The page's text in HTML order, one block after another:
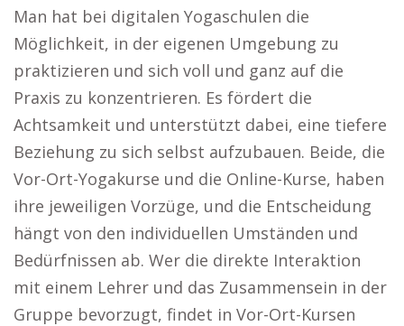
Man hat bei digitalen Yogaschulen die
Möglichkeit, in der eigenen Umgebung zu
praktizieren und sich voll und ganz auf die
Praxis zu konzentrieren. Es fördert die
Achtsamkeit und unterstützt dabei, eine tiefere
Beziehung zu sich selbst aufzubauen. Beide, die
Vor-Ort-Yogakurse und die Online-Kurse, haben
ihre jeweiligen Vorzüge, und die Entscheidung
hängt von den individuellen Umständen und
Bedürfnissen ab. Wer die direkte Interaktion
mit einem Lehrer und das Zusammensein in der
Gruppe bevorzugt, findet in Vor-Ort-Kursen